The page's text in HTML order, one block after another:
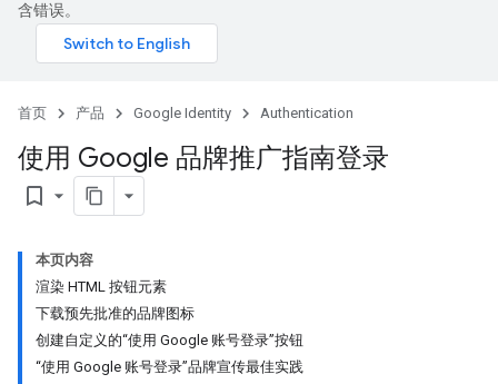
含错误。
首页 产品 Google Identity Authentication
使用 Google 品牌推广指南登录
bookmark_border
本页内容
渲染 HTML 按钮元素
下载预先批准的品牌图标
创建自定义的“使用 Google 账号登录”按钮
“使用 Google 账号登录”品牌宣传最佳实践